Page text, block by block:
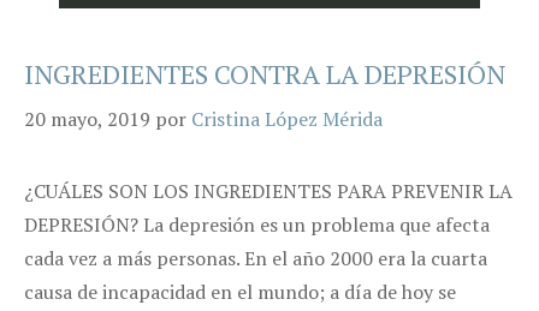
INGREDIENTES CONTRA LA DEPRESIÓN
20 mayo, 2019 por Cristina López Mérida
¿CUÁLES SON LOS INGREDIENTES PARA PREVENIR LA
DEPRESIÓN? La depresión es un problema que afecta
cada vez a más personas. En el año 2000 era la cuarta
causa de incapacidad en el mundo; a día de hoy se